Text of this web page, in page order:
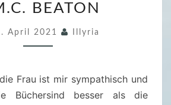
3
,
/
2
BEATON
April 2021 Illyria
Frau ist mir sympathisch und
Büchersind besser als die